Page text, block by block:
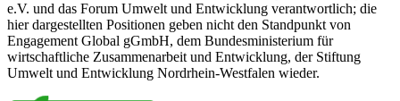
e.V. und das Forum Umwelt und Entwicklung verantwortlich; die
hier dargestellten Positionen geben nicht den Standpunkt von
Engagement Global gGmbH, dem Bundesministerium für
wirtschaftliche Zusammenarbeit und Entwicklung, der Stiftung
Umwelt und Entwicklung Nordrhein-Westfalen wieder.